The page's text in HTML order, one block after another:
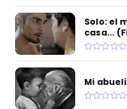
Solo: el
casa...
Mi